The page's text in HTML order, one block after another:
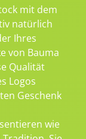
mit dem
natürlich
Ihres
von Bauma
Qualität
Logos
Geschenk
wie